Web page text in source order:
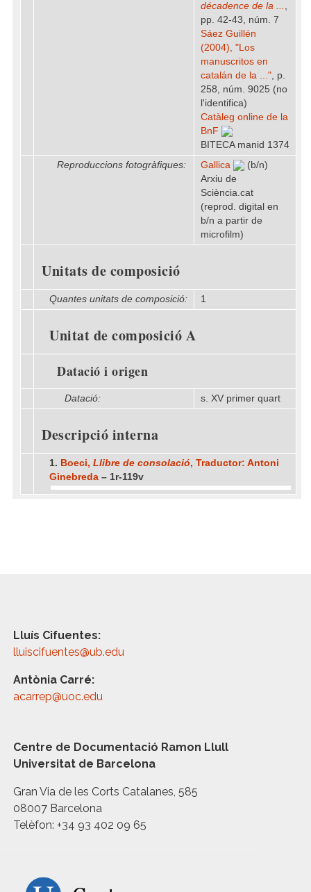
décadence de la ... ,
pp. 42-43, núm. 7
Sáez Guillén
(2004), "Los
manuscritos en
catalán de la ...", p.
258, núm. 9025 (no
l'identifica)
Catàleg online de la
BnF
BITECA manid 1374
Reproduccions fotogràfiques:
Gallica
(b/n)
Arxiu de
Sciència.cat
(reprod. digital en
b/n a partir de
microfilm)
Unitats de composició
Quantes unitats de composició: 1
Unitat de composició A
Datació i origen
Datació: s. XV primer quart
Descripció interna
1. Boeci, Llibre de consolació, Traductor: Antoni
Ginebreda – 1r-119v
Lluís Cifuentes:
lluiscifuentes@ub.edu
Antònia Carré:
acarrep@uoc.edu
Centre de Documentació Ramon Llull
Universitat de Barcelona
Gran Via de les Corts Catalanes, 585
08007 Barcelona
Telèfon: +34 93 402 09 65